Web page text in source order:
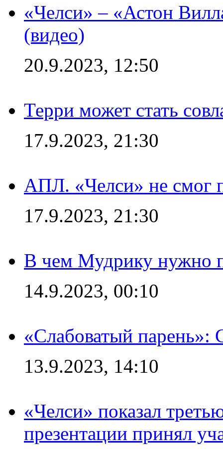
«Челси» – «Астон
(видео)
20.9.2023, 12:50
Терри может стать
17.9.2023, 21:30
АПЛ. «Челси» не смог
17.9.2023, 21:30
В чем Мудрику нужно
14.9.2023, 00:10
«Слабоватый парень»:
13.9.2023, 14:10
«Челси» показал
презентации принял